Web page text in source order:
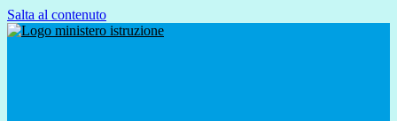
Salta al contenuto